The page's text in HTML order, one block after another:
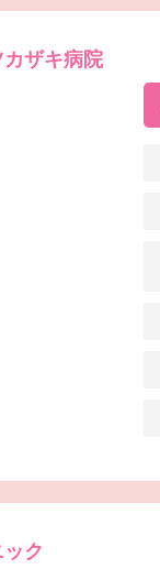
ザキ病院
ク